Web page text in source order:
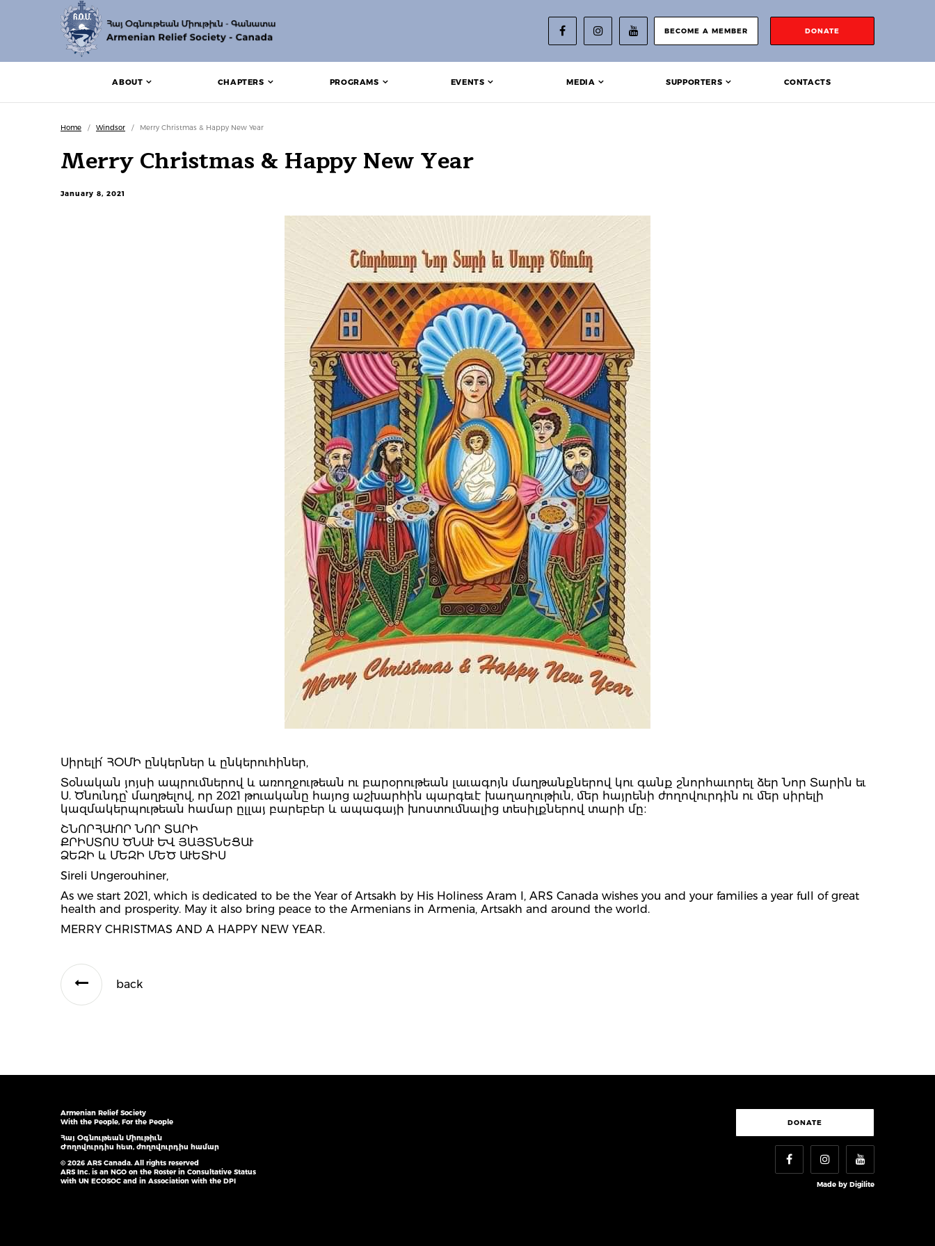
BECOME A MEMBER DONATE
ABOUT CHAPTERS PROGRAMS EVENTS MEDIA SUPPORTERS CONTACTS
Home / Windsor / Merry Christmas & Happy New Year
Merry Christmas & Happy New Year
January 8, 2021
Սիրելի՛ ՀՕՄԻ ընկերներ և ընկերուհիներ,
Տօնական յոյսի ապրումներով և առողջութեան ու բարօրութեան լաւագոյն մաղթանքներով կու գանք շնորհաւորել ձեր Նոր Տարին եւ
Ս. Ծնունդը՝ մաղթելով, որ 2021 թուականը հայոց աշխարհին պարգեւէ խաղաղութիւն, մեր հայրենի ժողովուրդին ու մեր սիրելի
կազմակերպութեան համար ըլլայ բարեբեր և ապագայի խոստումնալից տեսիլքներով տարի մը։
ՇՆՈՐՀԱՒՈՐ ՆՈՐ ՏԱՐԻ
ՔՐԻՍՏՈՍ ԾՆԱՒ ԵՒ ՅԱՅՏՆԵՑԱՒ
ՁԵԶԻ և ՄԵԶԻ ՄԵԾ ԱՒԵՏԻՍ
Sireli Ungerouhiner,
As we start 2021, which is dedicated to be the Year of Artsakh by His Holiness Aram I, ARS Canada wishes you and your families a year full of great
health and prosperity. May it also bring peace to the Armenians in Armenia, Artsakh and around the world.
MERRY CHRISTMAS AND A HAPPY NEW YEAR.
back
Armenian Relief Society
With the People, For the People
Հայ Օգնութեան Միութիւն
Ժողովուրդիս հետ, ժողովուրդիս համար
© 2026 ARS Canada. All rights reserved
ARS Inc. is an NGO on the Roster in Consultative Status
with UN ECOSOC and in Association with the DPI
DONATE
Made by Digilite